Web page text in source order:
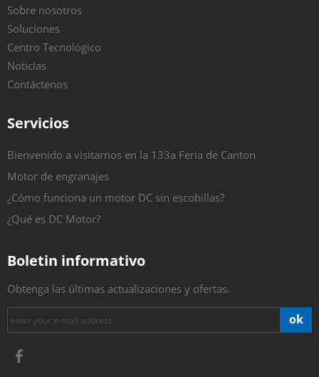
Sobre nosotros
Soluciones
Centro Tecnológico
Noticias
Contáctenos
Servicios
Bienvenido a visitarnos en la 133a Feria de Canton
Motor de engranajes
¿Cómo funciona un motor DC sin escobillas?
¿Qué es DC Motor?
Boletin informativo
Obtenga las últimas actualizaciones y ofertas.
ok